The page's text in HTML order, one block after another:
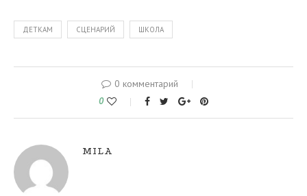
ДЕТКАМ СЦЕНАРИЙ ШКОЛА
0 комментарий
0
MILA